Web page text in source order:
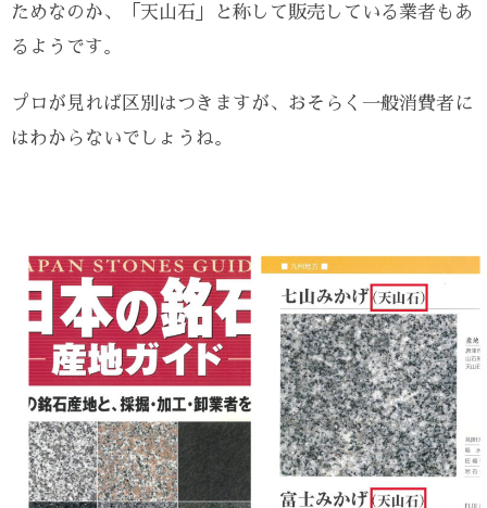
ためなのか、「天山石」と称して販売している業者もあ
るようです。
プロが見れば区別はつきますが、おそらく一般消費者に
はわからないでしょうね。